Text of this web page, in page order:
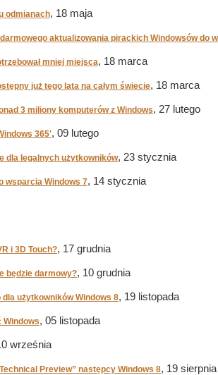
odmianach, 18 maja
aktualizowania pirackich Windowsów do
mniej miejsca, 18 marca
już tego lata na całym świecie, 18 marca
3 miliony komputerów z Windows, 27 lutego
365', 09 lutego
dla legalnych użytkowników, 23 stycznia
wsparcia Windows 7, 14 stycznia
i 3D Touch?, 17 grudnia
będzie darmowy?, 10 grudnia
dla użytkowników Windows 8, 19 listopada
Windows, 05 listopada
września
Preview” następcy Windows 8, 19 sierpnia